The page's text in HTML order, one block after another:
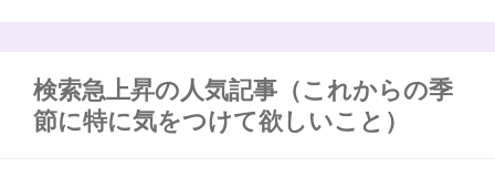
検索急上昇の人気記事（これからの季
節に特に気をつけて欲しいこと）